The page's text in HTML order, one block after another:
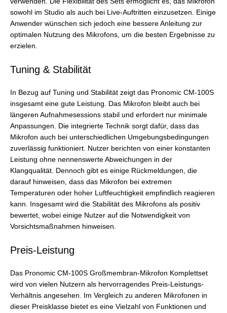
sowohl im Studio als auch bei Live-Auftritten einzusetzen. Einige
Anwender wünschen sich jedoch eine bessere Anleitung zur
optimalen Nutzung des Mikrofons, um die besten Ergebnisse zu
erzielen.
Tuning & Stabilität
In Bezug auf Tuning und Stabilität zeigt das Pronomic CM-100S
insgesamt eine gute Leistung. Das Mikrofon bleibt auch bei
längeren Aufnahmesessions stabil und erfordert nur minimale
Anpassungen. Die integrierte Technik sorgt dafür, dass das
Mikrofon auch bei unterschiedlichen Umgebungsbedingungen
zuverlässig funktioniert. Nutzer berichten von einer konstanten
Leistung ohne nennenswerte Abweichungen in der
Klangqualität. Dennoch gibt es einige Rückmeldungen, die
darauf hinweisen, dass das Mikrofon bei extremen
Temperaturen oder hoher Luftfeuchtigkeit empfindlich reagieren
kann. Insgesamt wird die Stabilität des Mikrofons als positiv
bewertet, wobei einige Nutzer auf die Notwendigkeit von
Vorsichtsmaßnahmen hinweisen.
Preis-Leistung
Das Pronomic CM-100S Großmembran-Mikrofon Komplettset
wird von vielen Nutzern als hervorragendes Preis-Leistungs-
Verhältnis angesehen. Im Vergleich zu anderen Mikrofonen in
dieser Preisklasse bietet es eine Vielzahl von Funktionen und